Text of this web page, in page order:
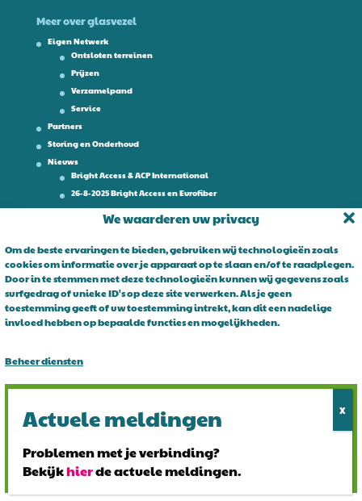
We waarderen uw privacy
Om de beste ervaringen te bieden, gebruiken wij technologieën zoals
cookies om informatie over je apparaat op te slaan en/of te raadplegen.
Door in te stemmen met deze technologieën kunnen wij gegevens zoals
surfgedrag of unieke ID's op deze site verwerken. Als je geen
toestemming geeft of uw toestemming intrekt, kan dit een nadelige
invloed hebben op bepaalde functies en mogelijkheden.
Beheer diensten
Bekijk voorkeuren
Meer over glasvezel
Eigen Netwerk
Ontsloten terreinen
Prijzen
Verzamelpand
Service
Partners
Storing en Onderhoud
Nieuws
Bright Access & ACP International
26-8-2025 Bright Access en Eurofiber
Werken bij
Over Bright Access
Glasvezel voor ondernemers. Al 15 jaar is Bright Access dé glasvezel
leverancier voor ondernemend Nederland. Bright Access maakt
glasvezel voor iedereen toegankelijk. De vraag is niet of u overstapt
Problemen met je verbinding?
Bekijkhierde actuele meldingen.